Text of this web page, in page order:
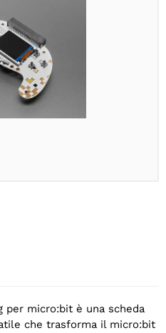
per micro:bit è una scheda
che trasforma il micro:bit